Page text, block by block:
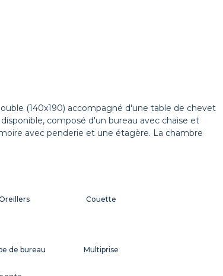
(140x190) accompagné d'une table de chevet
composé d'un bureau avec chaise et
avec penderie et une étagère. La chambre
de bureau Multiprise
Couette